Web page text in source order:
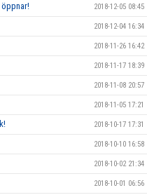
2018-12-05 08:45
2018-12-04 16:34
2018-11-26 16:42
2018-11-17 18:39
2018-11-08 20:57
2018-11-05 17:21
2018-10-17 17:31
2018-10-10 16:58
2018-10-02 21:34
2018-10-01 06:56